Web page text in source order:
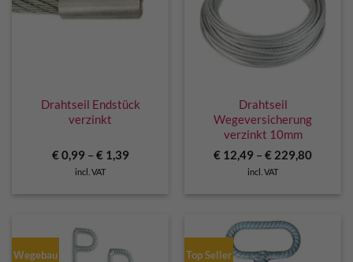
Drahtseil Endstück
verzinkt
€0,99 – €1,39
incl. VAT
Drahtseil
Wegeversicherung
verzinkt 10mm
€ 12,49 – € 229,80
incl. VAT
Wegebau Top Seller